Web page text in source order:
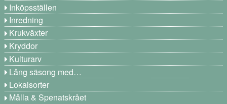
Inköpsställen
Inredning
Krukväxter
Kryddor
Kulturarv
Lång säsong med…
Lokalsorter
Målla & Spenatskrået